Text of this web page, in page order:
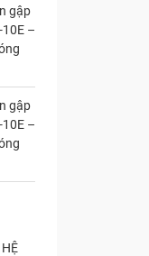
gập
–
gập
–